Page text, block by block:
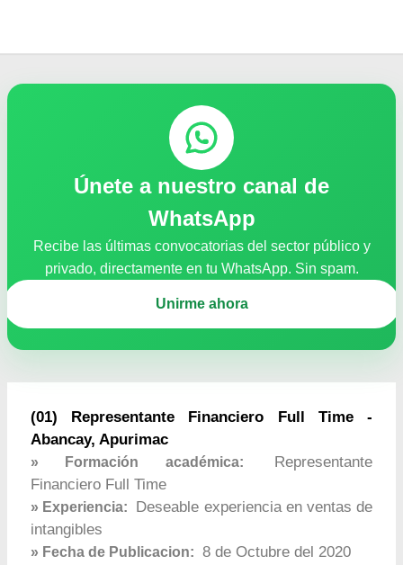
Únete a nuestro canal de
WhatsApp
Recibe las últimas convocatorias del sector público y
privado, directamente en tu WhatsApp. Sin spam.
Unirme ahora
(01) Representante Financiero Full Time -
Abancay, Apurimac
» Formación académica:
Representante
Financiero Full Time
» Experiencia:
Deseable experiencia en ventas de
intangibles
» Fecha de Publicacion: 8 de Octubre del 2020